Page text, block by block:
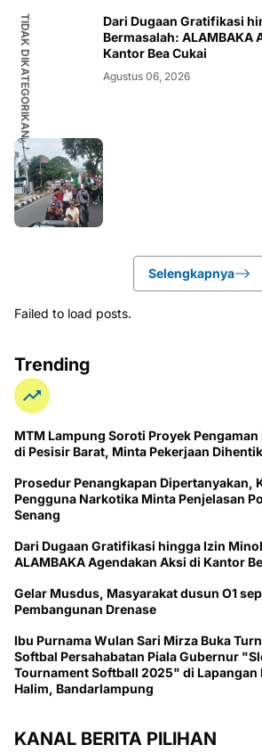
TIDAK DIKATEGORIKAN
Dari Dugaan Gratifikasi
Bermasalah: ALAMBAKA
Kantor Bea Cukai
Agustus 06, 2026
Selengkapnya
Failed to load posts.
Trending
MTM Lampung Soroti Proyek
di Pesisir Barat, Minta Pekerjaan
Prosedur Penangkapan Dipertanyakan,
Pengguna Narkotika Minta Penjelasan
Senang
Dari Dugaan Gratifikasi hingga Izin
ALAMBAKA Agendakan Aksi di Kantor
Gelar Musdus, Masyarakat dusun O1
Pembangunan Drenase
Ibu Purnama Wulan Sari Mirza Buka
Softbal Persahabatan Piala Gubernur
Tournament Softball 2025" di Lapangan
Halim, Bandarlampung
KANAL BERITA PILIHAN